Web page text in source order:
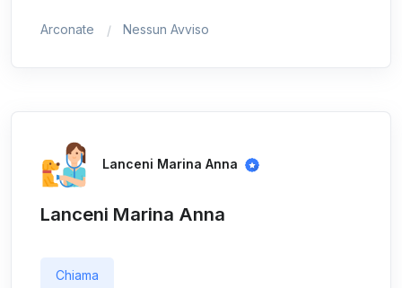
Arconate Nessun Avviso
Lanceni Marina Anna
Lanceni Marina Anna
Chiama